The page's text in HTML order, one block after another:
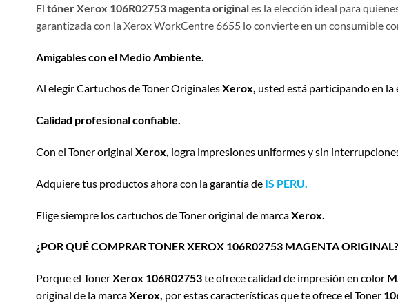
El tóner Xerox 106R02753 magenta originales la elección ideal para
garantizada con la Xerox WorkCentre 6655 lo convierte en un consumible
Amigables con el Medio Ambiente.
Al elegir Cartuchos de Toner OriginalesXerox, usted está participando en la
Calidad profesional confiable.
Con el Toner original Xerox, logra impresiones uniformes y sin
Adquiere tus productos ahora con la garantía de IS PERU.
Elige siempre los cartuchos de Toner original de marcaXerox.
¿POR QUÉ COMPRAR TONER XEROX 106R02753 MAGENTA ORIGINAL?
Porque el TonerXerox 106R02753te ofrece calidad de impresión en color
original de la marcaXerox, por estas características que te ofrece el Toner